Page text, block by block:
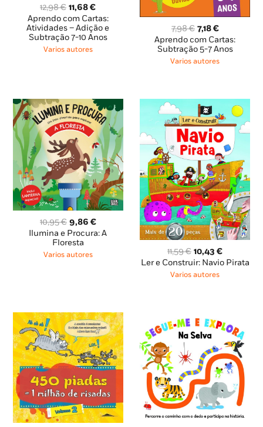
12,98€ O
preço
original
era:
12,98 €.
11,68€O
preço
atual
é:
Aprendo com Cartas:
Atividades – Adição e
Subtração 7-10 Anos
Varios autores
7,98€ O
preço
original
era:
7,18€O
preço
atual
é:
Aprendo com Cartas:
Subtração 5-7 Anos
Varios autores
10,95€ O
preço
original
era:
9,86 €O
preço
Ilumina e Procura: A
Floresta
Varios autores 11,59€ O
preço
original
10,43€O
preço
Ler e Construir: Navio Pirata
Varios autores